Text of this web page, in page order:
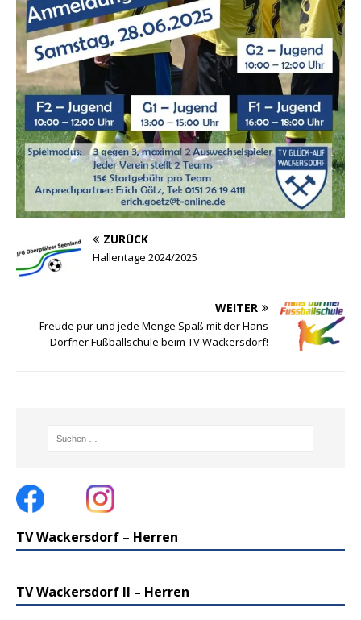
ZURÜCK
Hallentage 2024/2025
WEITER
Freude pur und jede Menge Spaß mit der Hans
Dorfner Fußballschule beim TV Wackersdorf!
TV Wackersdorf – Herren
TV Wackersdorf II – Herren